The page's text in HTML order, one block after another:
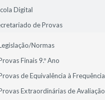
Digital
de Provas
Normas
Finais 9.º Ano
de Equivalência à Frequência
Extraordinárias de Avaliação